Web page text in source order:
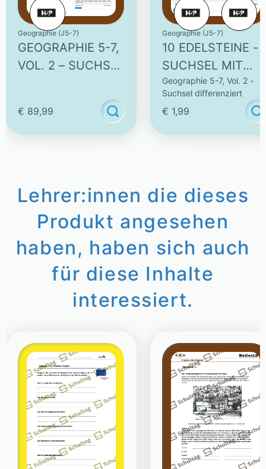
Geographie (J5-7)
GEOGRAPHIE 5-7,
VOL. 2 – SUCHSEL
€ 89,99
Geographie (J5-7)
10 EDELSTEINE -
SUCHSEL MIT
SUCHWÖRTER
Geographie 5-7, Vol. 2 -
Suchsel differenziert
€ 1,99
Lehrer:innen die dieses
Produkt angesehen
haben, haben sich auch
für diese Inhalte
interessiert.